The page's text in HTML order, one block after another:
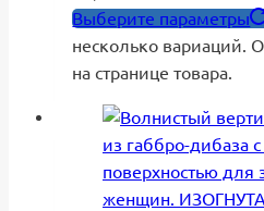
Выберите параметры
несколько вариаций.
на странице товара.